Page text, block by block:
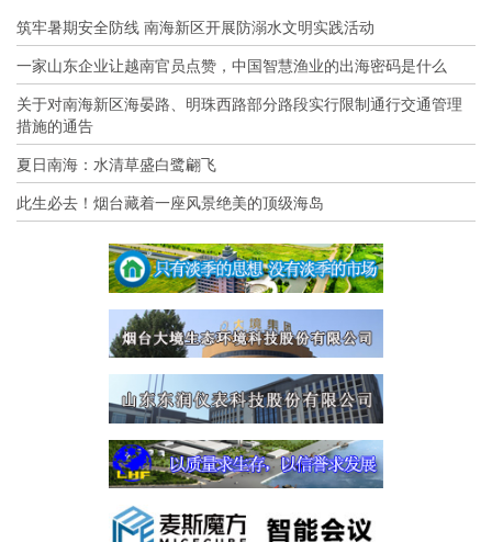
筑牢暑期安全防线 南海新区开展防溺水文明实践活动
一家山东企业让越南官员点赞，中国智慧渔业的出海密码是什么
关于对南海新区海晏路、明珠西路部分路段实行限制通行交通管理
措施的通告
夏日南海：水清草盛白鹭翩飞
此生必去！烟台藏着一座风景绝美的顶级海岛